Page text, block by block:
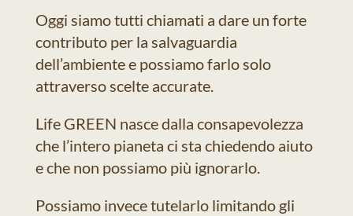
Oggi siamo tutti chiamati a dare un forte
contributo per la salvaguardia
dell’ambiente e possiamo farlo solo
attraverso scelte accurate.
Life GREEN nasce dalla consapevolezza
che l’intero pianeta ci sta chiedendo aiuto
e che non possiamo più ignorarlo.
Possiamo invece tutelarlo limitando gli